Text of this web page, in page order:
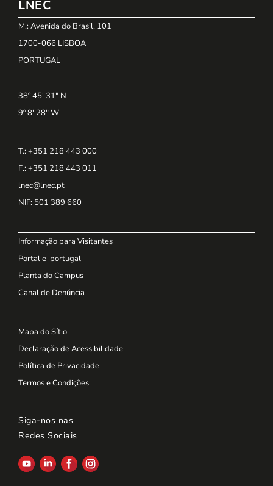
LNEC
M.: Avenida do Brasil, 101
1700-066 LISBOA
PORTUGAL
38º 45' 31" N
9º 8' 28" W
T.: +351 218 443 000
F.: +351 218 443 011
lnec@lnec.pt
NIF: 501 389 660
Informação para Visitantes
Portal e-portugal
Planta do Campus
Canal de Denúncia
Mapa do Sítio
Declaração de Acessibilidade
Política de Privacidade
Termos e Condições
Siga-nos nas
Redes Sociais